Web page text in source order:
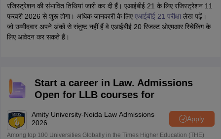
रजिस्ट्रेशन की संभावित तिथियां जारी कर दी हैं। एआईबीई 21 के लिए रजिस्ट्रेशन 11
फरवरी 2026 से शुरू होगा। अधिक जानकारी के लिए एआईबीई 21 परीक्षालेख पढ़ें।
जो उम्मीदवार अपने अंकों से संतुष्ट नहीं हैं वे एआईबीई 20 रिजल्ट ओएमआर रिचेकिंग के
लिए आवेदन कर सकते हैं।
Start a career in Law. Admissions
Open for LLB courses for
Amity University-Noida Law Admissions
2026
Apply
Among top 100 Universities Globally in the Times Higher Education (THE)